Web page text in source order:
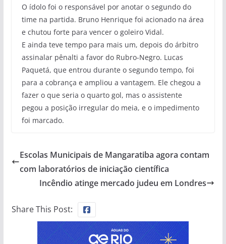
O ídolo foi o responsável por anotar o segundo do
time na partida. Bruno Henrique foi acionado na área
e chutou forte para vencer o goleiro Vidal.
E ainda teve tempo para mais um, depois do árbitro
assinalar pênalti a favor do Rubro-Negro. Lucas
Paquetá, que entrou durante o segundo tempo, foi
para a cobrança e ampliou a vantagem. Ele chegou a
fazer o que seria o quarto gol, mas o assistente
pegou a posição irregular do meia, e o impedimento
foi marcado.
Escolas Municipais de Mangaratiba agora contam
com laboratórios de iniciação científica
Incêndio atinge mercado judeu em Londres
Share This Post: